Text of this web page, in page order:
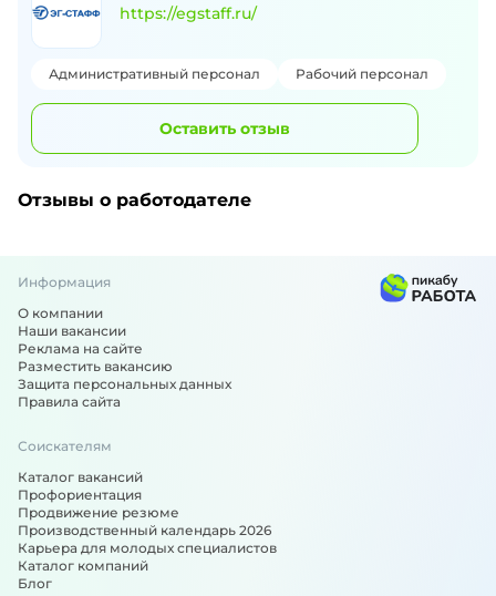
https://egstaff.ru/
Административный персонал Рабочий персонал
Оставить отзыв
Отзывы о работодателе
Информация
О компании
Наши вакансии
Реклама на сайте
Разместить вакансию
Защита персональных данных
Правила сайта
Соискателям
Каталог вакансий
Профориентация
Продвижение резюме
Производственный календарь 2026
Карьера для молодых специалистов
Каталог компаний
Блог